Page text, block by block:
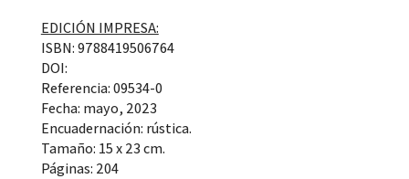
EDICIÓN IMPRESA:
ISBN: 9788419506764
DOI:
Referencia: 09534-0
Fecha: mayo, 2023
Encuadernación: rústica.
Tamaño: 15 x 23 cm.
Páginas: 204